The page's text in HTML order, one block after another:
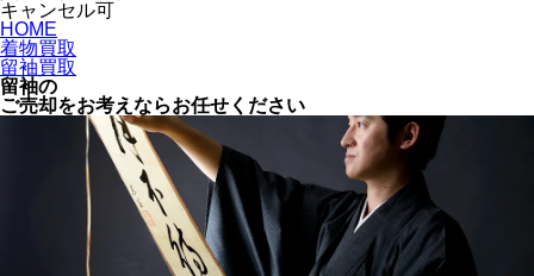
キャンセル可
HOME
着物買取
留袖買取
留袖の
ご売却をお考えならお任せください